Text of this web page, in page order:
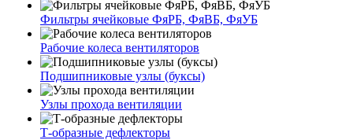
Фильтры ячейковые ФяРБ, ФяВБ, ФяУБ
Рабочие колеса вентиляторов
Подшипниковые узлы (буксы)
Узлы прохода вентиляции
Т-образные дефлекторы